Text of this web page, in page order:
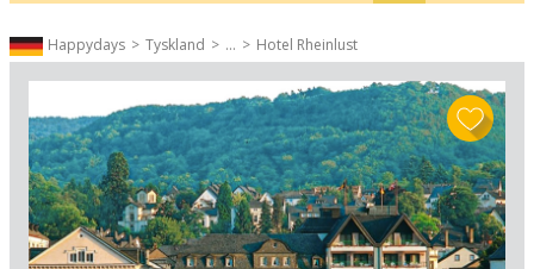
Happydays Tyskland ... Hotel Rheinlust